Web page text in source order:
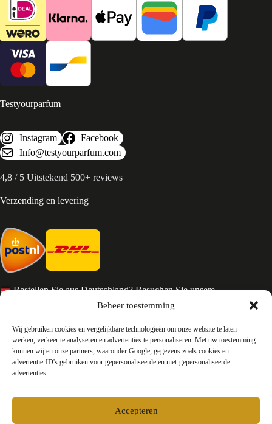
Beheer toestemming
Wij gebruiken cookies en vergelijkbare technologieën om onze website te laten
werken, verkeer te analyseren en advertenties te personaliseren. Met uw toestemming
kunnen wij en onze partners, waaronder Google, gegevens zoals cookies en
advertentie-ID's gebruiken voor gepersonaliseerde en niet-gepersonaliseerde
advertenties.
Accepteren
Testyourparfum
Instagram
Facebook
Info@testyourparfum.com
4,8 / 5 Uitstekend 500+ reviews
Verzending en levering
Bestellen Sie aus Deutschland? Besuchen Sie unsere
Services en Contact
Algemene voorwaarden
Retourneren
Privacy
Contact